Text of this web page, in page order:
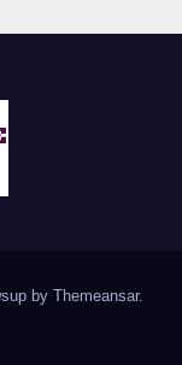
by Themeansar.